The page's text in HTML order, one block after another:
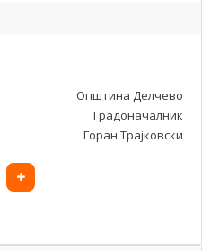
Општина Делчево
Градоначалник
Горан Трајковски